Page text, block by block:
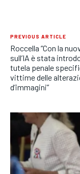
PREVIOUS ARTICLE
Roccella “Con la
sull’IA è stata
tutela penale
vittime delle
d’immagini”